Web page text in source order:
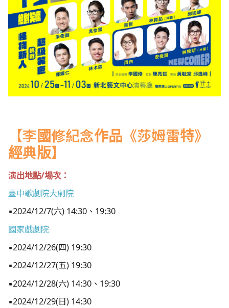
【李國修紀念作品《莎姆雷特》
經典版】
演出地點/場次：
臺中歌劇院大劇院
▪2024/12/7(六) 14:30、19:30
國家戲劇院
▪2024/12/26(四) 19:30
▪2024/12/27(五) 19:30
▪2024/12/28(六) 14:30、19:30
▪2024/12/29(日) 14:30